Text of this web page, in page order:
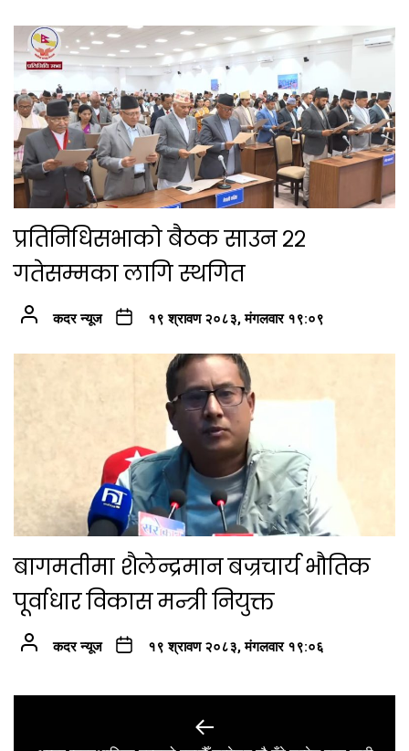
प्रतिनिधिसभाको बैठक साउन २२
गतेसम्मका लागि स्थगित
कदर न्यूज १९ श्रावण २०८३, मंगलवार १९:०९
बागमतीमा शैलेन्द्रमान बज्रचार्य भौतिक
पूर्वाधार विकास मन्त्री नियुक्त
कदर न्यूज १९ श्रावण २०८३, मंगलवार १९:०६